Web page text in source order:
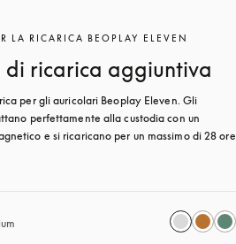
LA RICARICA BEOPLAY ELEVEN
di ricarica aggiuntiva
per gli auricolari Beoplay Eleven. Gli
perfettamente alla custodia con un
e si ricaricano per un massimo di 28 ore